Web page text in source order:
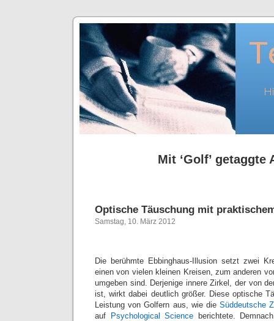
Mit ‘Golf’ getaggte
Optische Täuschung mit
Samstag, 10. März 2012
Die berühmte Ebbinghaus-Illusion setzt zwei
einen von vielen kleinen Kreisen, zum anderen
umgeben sind. Derjenige innere Zirkel, der von
ist, wirkt dabei deutlich größer. Diese optische
Leistung von Golfern aus, wie dieSüddeutsche
auf
Psychological Science berichtete.